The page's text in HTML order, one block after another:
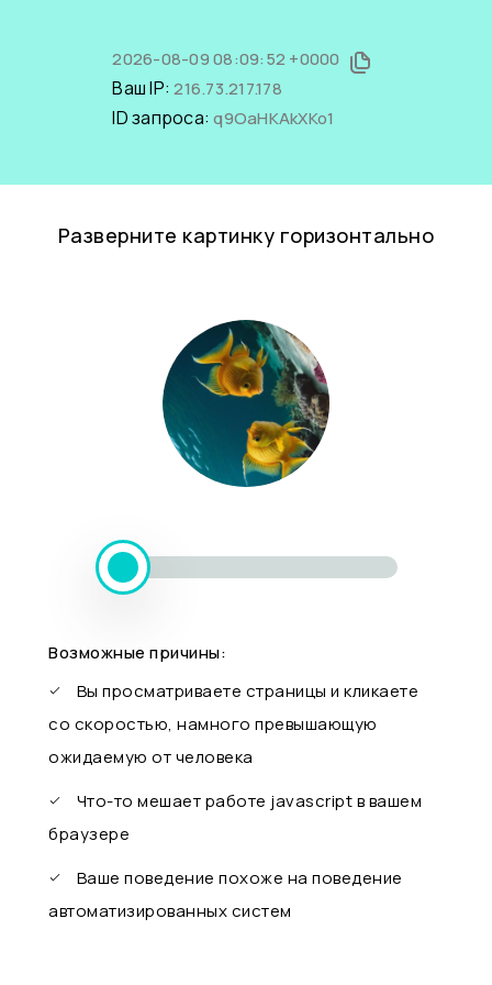
2026-08-09 08:09:52 +0000
Ваш IP:216.73.217.178
ID запроса:q9OaHKAkXKo1
Разверните картинку горизонтально
Возможные причины:
Вы просматриваете страницы и кликаете
со скоростью, намного превышающую
ожидаемую от человека
Что-то мешает работе javascript в вашем
браузере
Ваше поведение похоже на поведение
автоматизированных систем